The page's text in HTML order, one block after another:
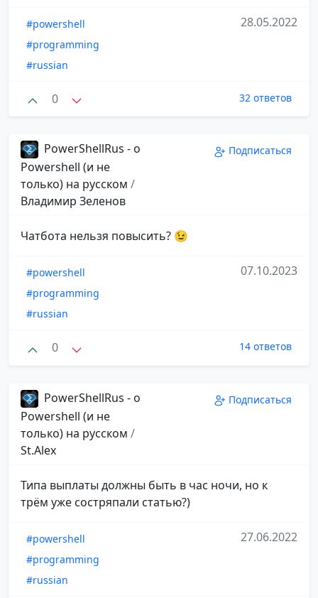
#powershell
#programming
#russian
28.05.2022
0 32 ответов
PowerShellRus - о
Powershell (и не
только) на русском /
Владимир Зеленов
Подписаться
Чатбота нельзя повысить? 😉
#powershell
#programming
#russian
07.10.2023
0 14 ответов
PowerShellRus - о
Powershell (и не
только) на русском /
St.Alex
Подписаться
Типа выплаты должны быть в час ночи, но к
трём уже состряпали статью?)
#powershell
#programming
#russian
27.06.2022